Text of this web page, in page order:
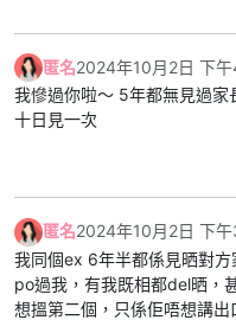
匿名2024年10月2日 下
我慘過你啦～ 5年都無見過
十日見一次
匿名2024年10月2日 下
我同個ex 6年半都係見晒對
po過我，有我既相都del晒，
想搵第二個，只係佢唔想講